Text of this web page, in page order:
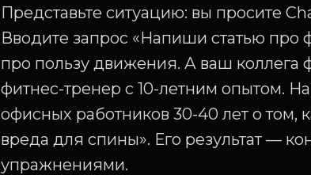
Представьте ситуацию: вы просите
Вводите запрос «Напиши статью про
про пользу движения. А ваш коллега
фитнес-тренер с 10-летним опытом.
офисных работников 30-40 лет о том,
вреда для спины». Его результат —
упражнениями.